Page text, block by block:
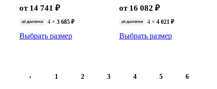
от 14 741 ₽
4 × 3 685 ₽
Выбрать размер
от 16 082 ₽
4 × 4 021 ₽
Выбрать размер
‹ 1 2 3 4 5 6